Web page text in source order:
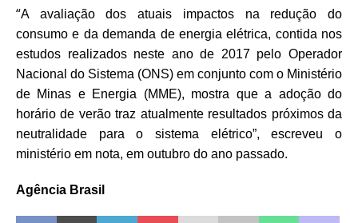
“A avaliação dos atuais impactos na redução do
consumo e da demanda de energia elétrica, contida nos
estudos realizados neste ano de 2017 pelo Operador
Nacional do Sistema (ONS) em conjunto com o Ministério
de Minas e Energia (MME), mostra que a adoção do
horário de verão traz atualmente resultados próximos da
neutralidade para o sistema elétrico”, escreveu o
ministério em nota, em outubro do ano passado.
Agência Brasil